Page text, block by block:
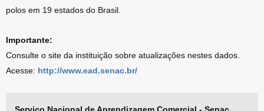
polos em 19 estados do Brasil.
Importante:
Consulte o site da instituição sobre atualizações nestes dados.
Acesse: http://www.ead.senac.br/